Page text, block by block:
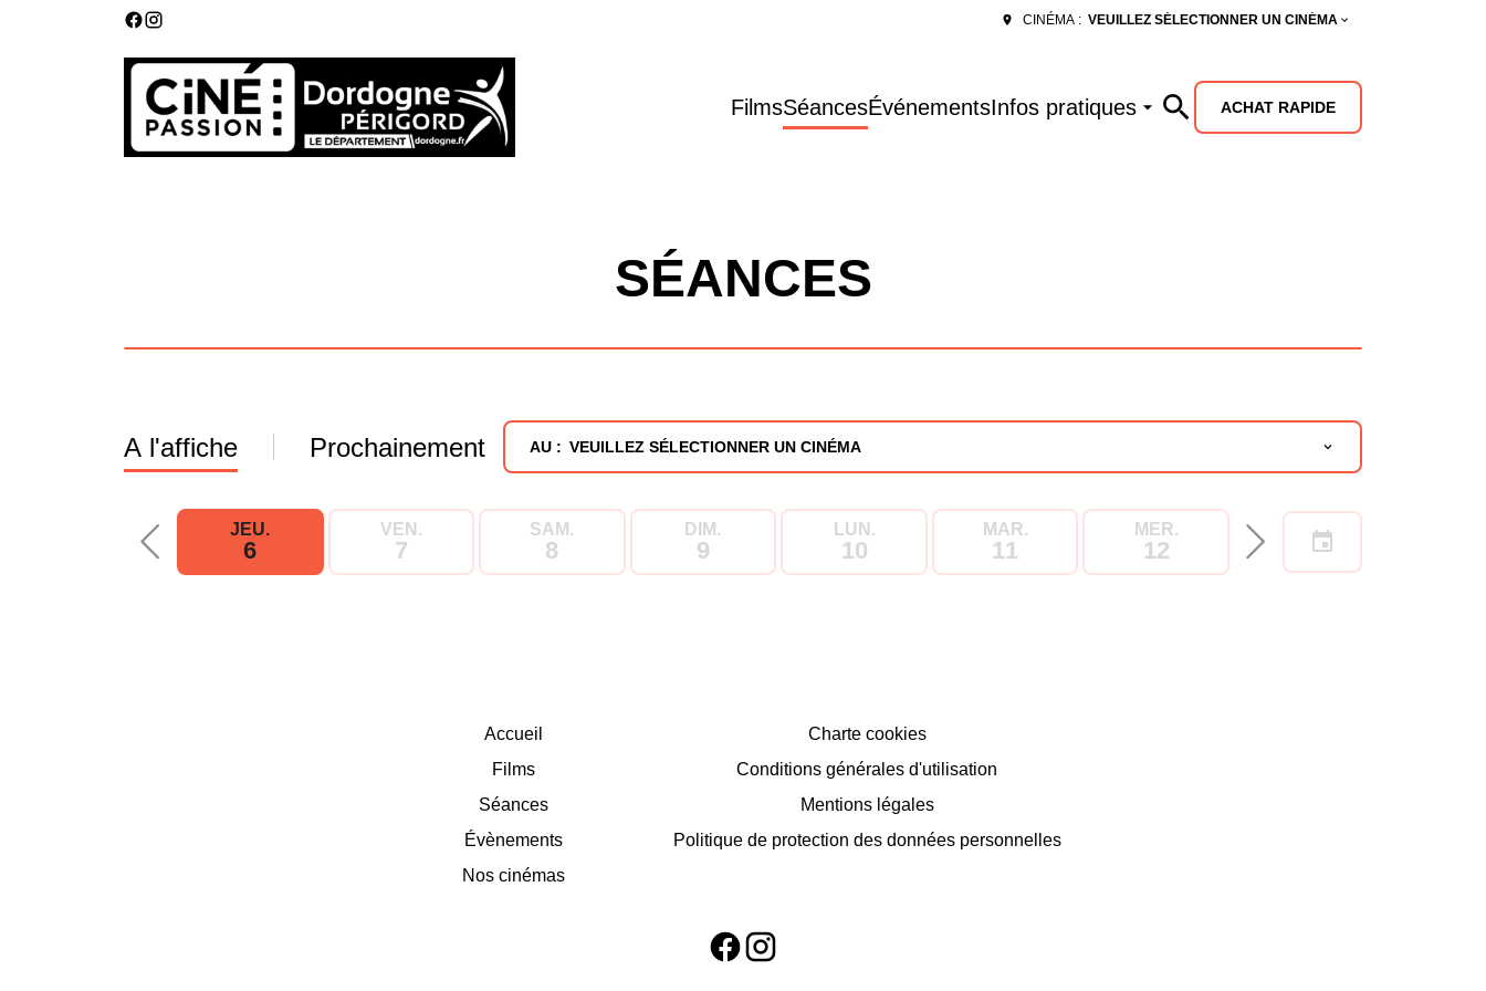
CINÉMA : VEUILLEZ SÉLECTIONNER UN CINÉMA
FilmsSéancesÉvénementsInfos pratiques ACHAT RAPIDE
SÉANCES
A l'affiche Prochainement AU : VEUILLEZ SÉLECTIONNER UN CINÉMA
JEU.
6
VEN.
7
SAM.
8
DIM.
9
LUN.
10
MAR.
11
MER.
12
JEU.
13
Accueil
Films
Séances
Évènements
Nos cinémas
Charte cookies
Conditions générales d'utilisation
Mentions légales
Politique de protection des données personnelles